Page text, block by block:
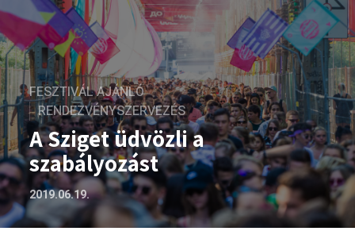
FESZTIVÁL AJÁNLÓ
RENDEZVÉNYSZERVEZÉS
A Sziget üdvözli a
szabályozást
2019.06.19.